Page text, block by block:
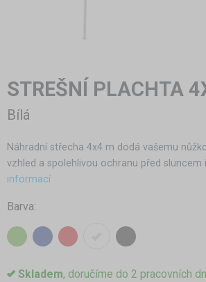
STREŠNÍ PLACHTA
Bílá
Náhradní střecha 4x4 m dodá vašemu
vzhled a spolehlivou ochranu před sluncem
informací
Barva:
Skladem, doručíme do 2 pracovních